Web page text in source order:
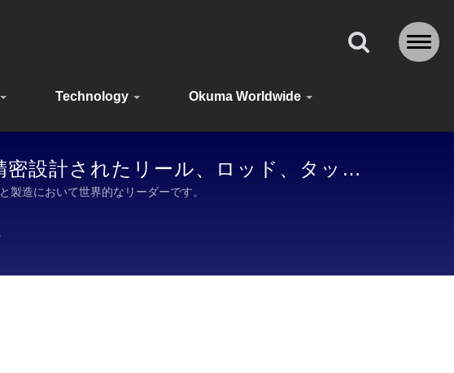
Technology Okuma Worldwide
設計されたリール、ロッド、タック
造において世界的なリーダーです。